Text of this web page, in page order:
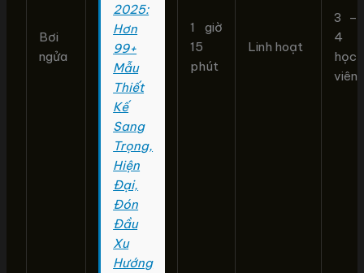
Bơi
ngửa
2025:
Hơn
99+
Mẫu
Thiết
Kế
Sang
Trọng,
Hiện
Đại,
Đón
Đầu
Xu
Hướng
1 giờ
15
phút
Linh hoạt
3 –
4
học
viên